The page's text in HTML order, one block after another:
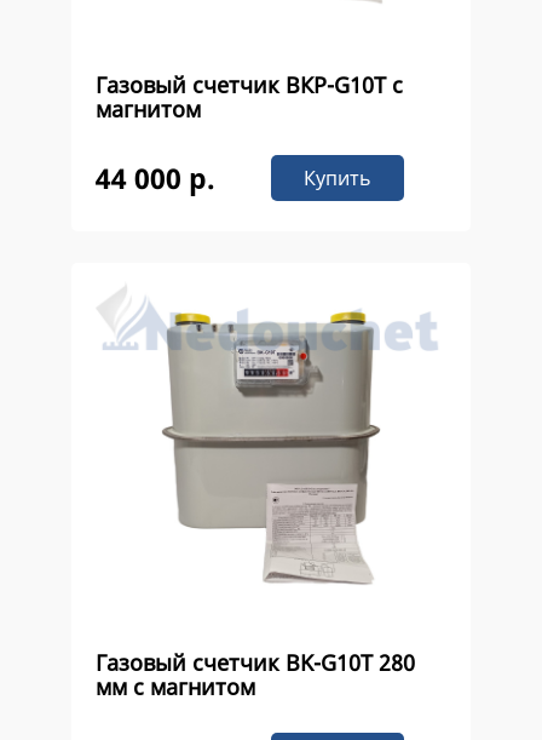
Газовый счетчик ВКР-G10Т с
магнитом
44 000 р. Купить
Газовый счетчик BK-G10Т 280
мм с магнитом